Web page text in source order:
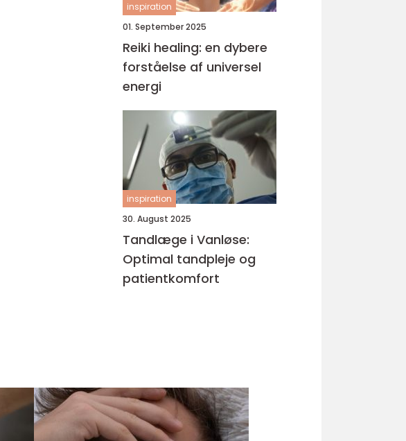
inspiration
01. September 2025
Reiki healing: en dybere
forståelse af universel
energi
inspiration
30. August 2025
Tandlæge i Vanløse:
Optimal tandpleje og
patientkomfort